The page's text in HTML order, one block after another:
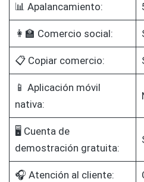
📊 Apalancamiento:
👩‍🏫 Comercio social:
📋 Copiar comercio:
📱 Aplicación móvil
nativa:
🖥️ Cuenta de
demostración gratuita:
🎧 Atención al cliente: